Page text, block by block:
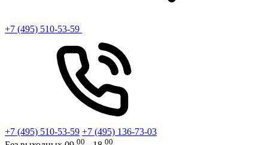
+7 (495) 510-53-59
+7 (495) 510-53-59 +7 (495) 136-73-03
00 00